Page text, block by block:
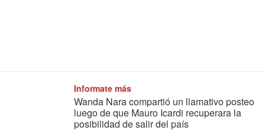
Informate más
Wanda Nara compartió un llamativo posteo
luego de que Mauro Icardi recuperara la
posibilidad de salir del país